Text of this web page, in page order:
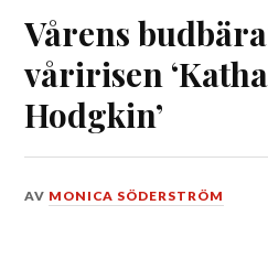
Vårens
våririsen
Hodgkin’
DEN
AV MONICA SÖDERSTRÖM